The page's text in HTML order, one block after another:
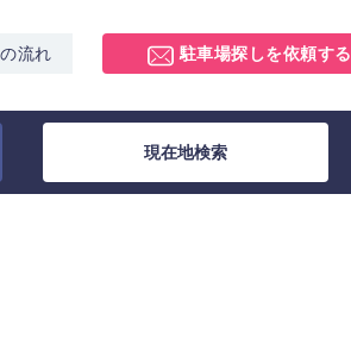
流れ 駐車場探しを依頼する
現在地検索